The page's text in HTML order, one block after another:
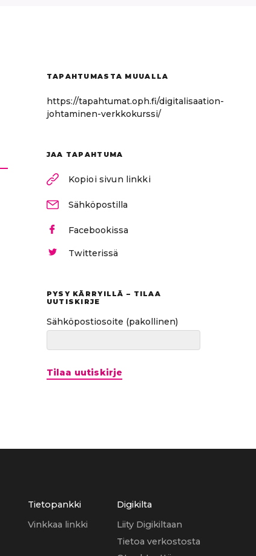
TAPAHTUMASTA MUUALLA
https://tapahtumat.oph.fi/digitalisaation-
johtaminen-verkkokurssi/
JAA TAPAHTUMA
Kopioi sivun linkki
Sähköpostilla
Facebookissa
Twitterissä
PYSY KÄRRYILLÄ – TILAA
UUTISKIRJE
Sähköpostiosoite (pakollinen)
Tilaa uutiskirje
Tietopankki
Vinkkaa linkki
Digikilta
Liity Digikiltaan
Tietoa verkostosta